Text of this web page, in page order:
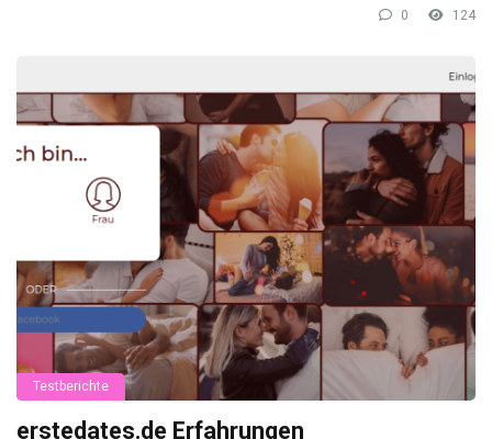
0 124
Testberichte
erstedates.de Erfahrungen